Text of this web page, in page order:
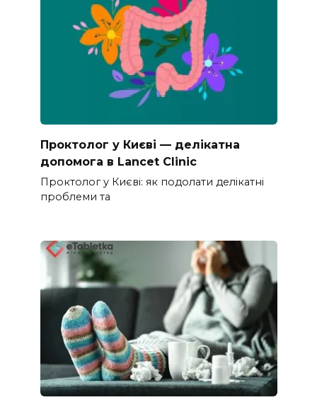
Проктолог у Києві — делікатна
допомога в Lancet Clinic
Проктолог у Києві: як подолати делікатні
проблеми та